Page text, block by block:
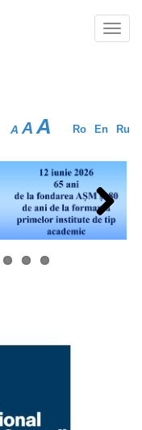
Ro En Ru
A A A
Next